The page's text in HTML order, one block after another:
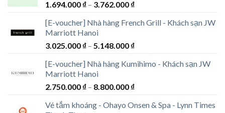
1.694.000 ₫ – 3.762.000 ₫Khoảng
từ
đến
[E-voucher] Nhà hàng French Grill - Khách sạn JW
Marriott Hanoi
3.025.000 ₫ – 5.148.000 ₫Khoảng
từ
đến
[E-voucher] Nhà hàng Kumihimo - Khách sạn JW
Marriott Hanoi
2.750.000 ₫ – 8.800.000 ₫Khoảng
từ
Vé tắm khoáng - Ohayo Onsen & Spa - Lynn Times